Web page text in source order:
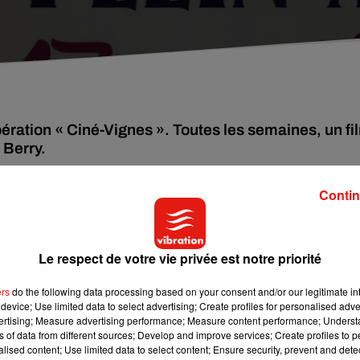
« Ciné-Vignes ». Toutes les semaines, un
la maison des Sancerre organise cet été des
parc du Champ Loiseau à Sancerre, pour découvrir – ou
visionnerYesterday,
Guy-Poubeau, pour découvrir le film familialMia et le lion
buissonnièrede Nicolas Vannier.
Le respect de votre vie privée est notre priorité
do the following data processing based on your consent and/or our legitimate
Use limited data to select advertising; Create profiles for personalised
Measure advertising performance; Measure content performance;
of data from different sources; Develop and improve services; Create profiles to
content; Use limited data to select content; Ensure security, prevent and